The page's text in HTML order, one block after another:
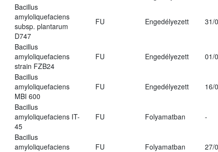
Bacillus
amyloliquefaciens
subsp. plantarum
D747
FU Engedélyezett 31/
Bacillus
amyloliquefaciens
strain FZB24
FU Engedélyezett 01/
Bacillus
amyloliquefaciens
MBI 600
FU Engedélyezett 16/
Bacillus
amyloliquefaciens IT-
45
FU Folyamatban -
Bacillus
amyloliquefaciens
FU Folyamatban 27/